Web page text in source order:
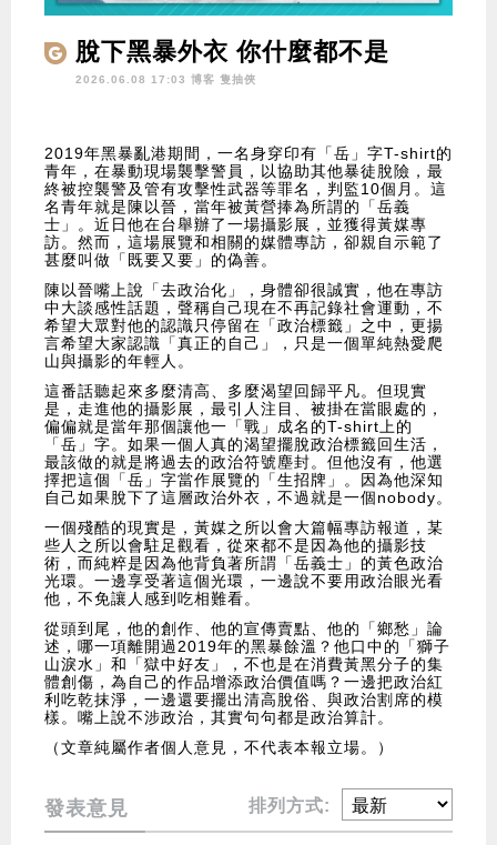
脫下黑暴外衣 你什麼都不是
2026.06.08 17:03 博客 隻抽俠
2019年黑暴亂港期間，一名身穿印有「岳」字T-shirt的
青年，在暴動現場襲擊警員，以協助其他暴徒脫險，最
終被控襲警及管有攻擊性武器等罪名，判監10個月。這
名青年就是陳以晉，當年被黃營捧為所謂的「岳義
士」。近日他在台舉辦了一場攝影展，並獲得黃媒專
訪。然而，這場展覽和相關的媒體專訪，卻親自示範了
甚麼叫做「既要又要」的偽善。
陳以晉嘴上說「去政治化」，身體卻很誠實，他在專訪
中大談感性話題，聲稱自己現在不再記錄社會運動，不
希望大眾對他的認識只停留在「政治標籤」之中，更揚
言希望大家認識「真正的自己」，只是一個單純熱愛爬
山與攝影的年輕人。
這番話聽起來多麼清高、多麼渴望回歸平凡。但現實
是，走進他的攝影展，最引人注目、被掛在當眼處的，
偏偏就是當年那個讓他一「戰」成名的T-shirt上的
「岳」字。如果一個人真的渴望擺脫政治標籤回生活，
最該做的就是將過去的政治符號塵封。但他沒有，他選
擇把這個「岳」字當作展覽的「生招牌」。因為他深知
自己如果脫下了這層政治外衣，不過就是一個nobody。
一個殘酷的現實是，黃媒之所以會大篇幅專訪報道，某
些人之所以會駐足觀看，從來都不是因為他的攝影技
術，而純粹是因為他背負著所謂「岳義士」的黃色政治
光環。一邊享受著這個光環，一邊說不要用政治眼光看
他，不免讓人感到吃相難看。
從頭到尾，他的創作、他的宣傳賣點、他的「鄉愁」論
述，哪一項離開過2019年的黑暴餘溫？他口中的「獅子
山淚水」和「獄中好友」，不也是在消費黃黑分子的集
體創傷，為自己的作品增添政治價值嗎？一邊把政治紅
利吃乾抹淨，一邊還要擺出清高脫俗、與政治割席的模
樣。嘴上說不涉政治，其實句句都是政治算計。
（文章純屬作者個人意見，不代表本報立場。）
發表意見 排列方式: